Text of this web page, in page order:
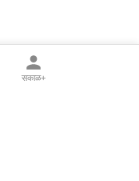
सकाळ+